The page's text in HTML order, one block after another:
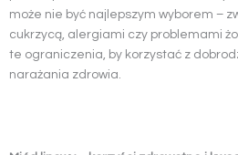
może nie być najlepszym wyborem –
cukrzycą, alergiami czy problemami
te ograniczenia, by korzystać z
narażania zdrowia.